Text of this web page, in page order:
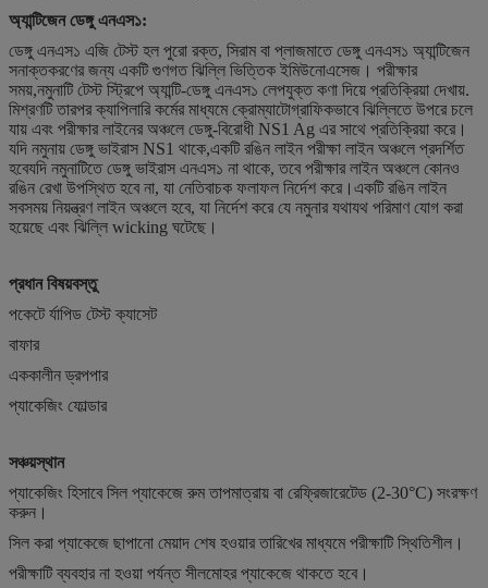
অ্যান্টিজেন ডেঙ্গু এনএস১:
ডেঙ্গু এনএস১ এজি টেস্ট হল পুরো রক্ত, সিরাম বা প্লাজমাতে ডেঙ্গু এনএস১ অ্যান্টিজেন
সনাক্তকরণের জন্য একটি গুণগত ঝিল্লি ভিত্তিক ইমিউনোএসেজ। পরীক্ষার
সময়,নমুনাটি টেস্ট স্ট্রিপে অ্যান্টি-ডেঙ্গু এনএস১ লেপযুক্ত কণা দিয়ে প্রতিক্রিয়া দেখায়.
মিশ্রণটি তারপর ক্যাপিলারি কর্মের মাধ্যমে ক্রোম্যাটোগ্রাফিকভাবে ঝিল্লিতে উপরে চলে
যায় এবং পরীক্ষার লাইনের অঞ্চলে ডেঙ্গু-বিরোধী NS1 Ag এর সাথে প্রতিক্রিয়া করে।
যদি নমুনায় ডেঙ্গু ভাইরাস NS1 থাকে,একটি রঙিন লাইন পরীক্ষা লাইন অঞ্চলে প্রদর্শিত
হবেযদি নমুনাটিতে ডেঙ্গু ভাইরাস এনএস১ না থাকে, তবে পরীক্ষার লাইন অঞ্চলে কোনও
রঙিন রেখা উপস্থিত হবে না, যা নেতিবাচক ফলাফল নির্দেশ করে।একটি রঙিন লাইন
সবসময় নিয়ন্ত্রণ লাইন অঞ্চলে হবে, যা নির্দেশ করে যে নমুনার যথাযথ পরিমাণ যোগ করা
হয়েছে এবং ঝিল্লি wicking ঘটেছে।
প্রধান বিষয়বস্তু
পকেটে র্যাপিড টেস্ট ক্যাসেট
বাফার
এককালীন ড্রপপার
প্যাকেজিং ফোল্ডার
সঞ্চয়স্থান
প্যাকেজিং হিসাবে সিল প্যাকেজে রুম তাপমাত্রায় বা রেফ্রিজারেটেড (2-30°C) সংরক্ষণ
করুন।
সিল করা প্যাকেজে ছাপানো মেয়াদ শেষ হওয়ার তারিখের মাধ্যমে পরীক্ষাটি স্থিতিশীল।
পরীক্ষাটি ব্যবহার না হওয়া পর্যন্ত সীলমোহর প্যাকেজে থাকতে হবে।